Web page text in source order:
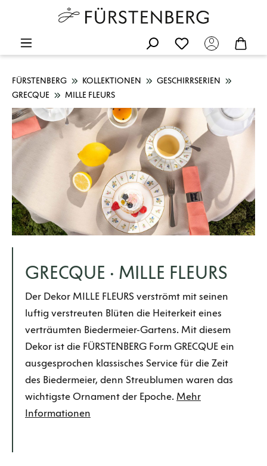
FÜRSTENBERG KOLLEKTIONEN
GESCHIRRSERIEN
GRECQUE
MILLE FLEURS
GRECQUE · MILLE FLEURS
Der Dekor MILLE FLEURS verströmt mit seinen
luftig verstreuten Blüten die Heiterkeit eines
verträumten Biedermeier-Gartens. Mit diesem
Dekor ist die FÜRSTENBERG Form GRECQUE ein
ausgesprochen klassisches Service für die Zeit
des Biedermeier, denn Streublumen waren das
wichtigste Ornament der Epoche. Mehr
Informationen